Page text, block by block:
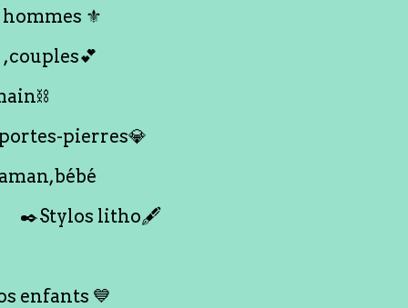
⚜️
pierres💎
✒️Stylos litho🖋️
enfants 💙